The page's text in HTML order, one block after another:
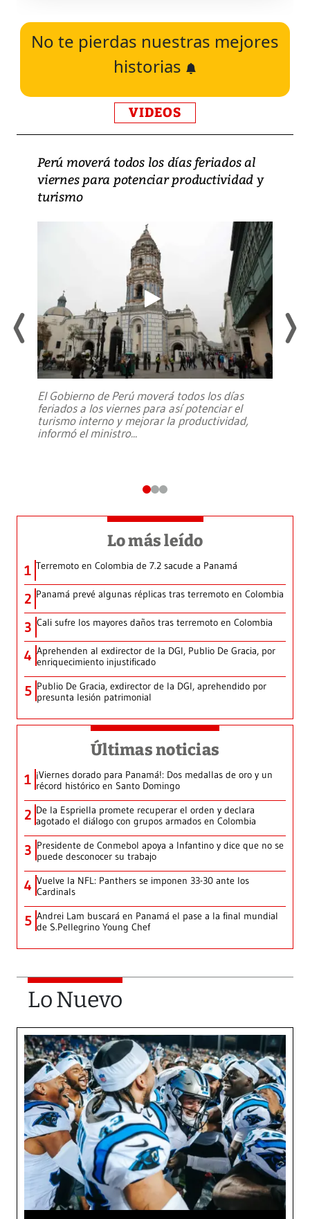
No te pierdas nuestras mejores
historias
VIDEOS
Perú moverá todos los días feriados al
viernes para potenciar productividad y
turismo
El Gobierno de Perú moverá todos los días
feriados a los viernes para así potenciar el
turismo interno y mejorar la productividad,
informó el ministro...
Lo más leído
1 Terremoto en Colombia de 7.2 sacude a Panamá
2 Panamá prevé algunas réplicas tras terremoto en Colombia
3 Cali sufre los mayores daños tras terremoto en Colombia
4 Aprehenden al exdirector de la DGI, Publio De Gracia, por
enriquecimiento injustificado
5 Publio De Gracia, exdirector de la DGI, aprehendido por
presunta lesión patrimonial
Últimas noticias
1 ¡Viernes dorado para Panamá!: Dos medallas de oro y un
récord histórico en Santo Domingo
2 De la Espriella promete recuperar el orden y declara
agotado el diálogo con grupos armados en Colombia
3 Presidente de Conmebol apoya a Infantino y dice que no se
puede desconocer su trabajo
4 Vuelve la NFL: Panthers se imponen 33-30 ante los
Cardinals
5 Andrei Lam buscará en Panamá el pase a la final mundial
de S.Pellegrino Young Chef
Lo Nuevo